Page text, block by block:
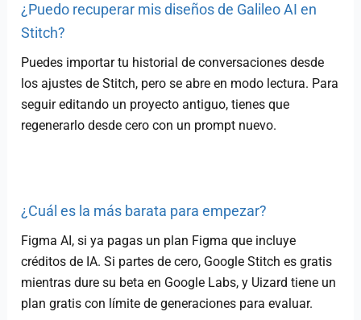
¿Puedo recuperar mis diseños de Galileo AI en
Stitch?
Puedes importar tu historial de conversaciones desde
los ajustes de Stitch, pero se abre en modo lectura. Para
seguir editando un proyecto antiguo, tienes que
regenerarlo desde cero con un prompt nuevo.
¿Cuál es la más barata para empezar?
Figma AI, si ya pagas un plan Figma que incluye
créditos de IA. Si partes de cero, Google Stitch es gratis
mientras dure su beta en Google Labs, y Uizard tiene un
plan gratis con límite de generaciones para evaluar.